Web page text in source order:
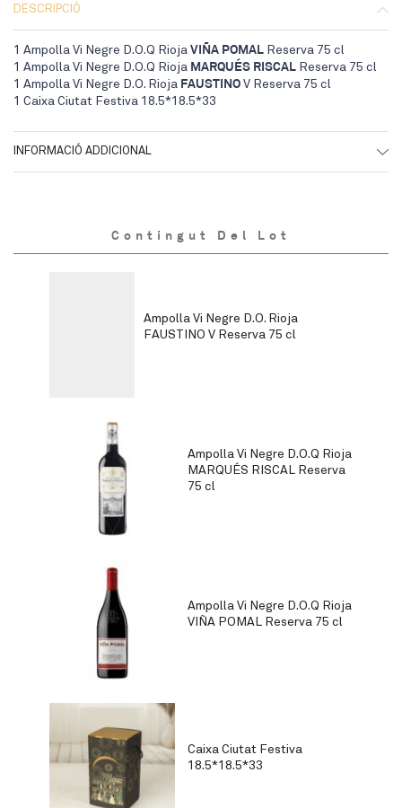
DESCRIPCIÓ
1 Ampolla Vi Negre D.O.Q Rioja VIÑA POMAL Reserva 75 cl
1 Ampolla Vi Negre D.O.Q Rioja MARQUÉS RISCAL Reserva 75 cl
1 Ampolla Vi Negre D.O. Rioja FAUSTINO V Reserva 75 cl
1 Caixa Ciutat Festiva 18.5*18.5*33
INFORMACIÓ ADDICIONAL
Contingut Del Lot
Ampolla Vi Negre D.O. Rioja
FAUSTINO V Reserva 75 cl
Ampolla Vi Negre D.O.Q Rioja
MARQUÉS RISCAL Reserva
75 cl
Ampolla Vi Negre D.O.Q Rioja
VIÑA POMAL Reserva 75 cl
Caixa Ciutat Festiva
18.5*18.5*33